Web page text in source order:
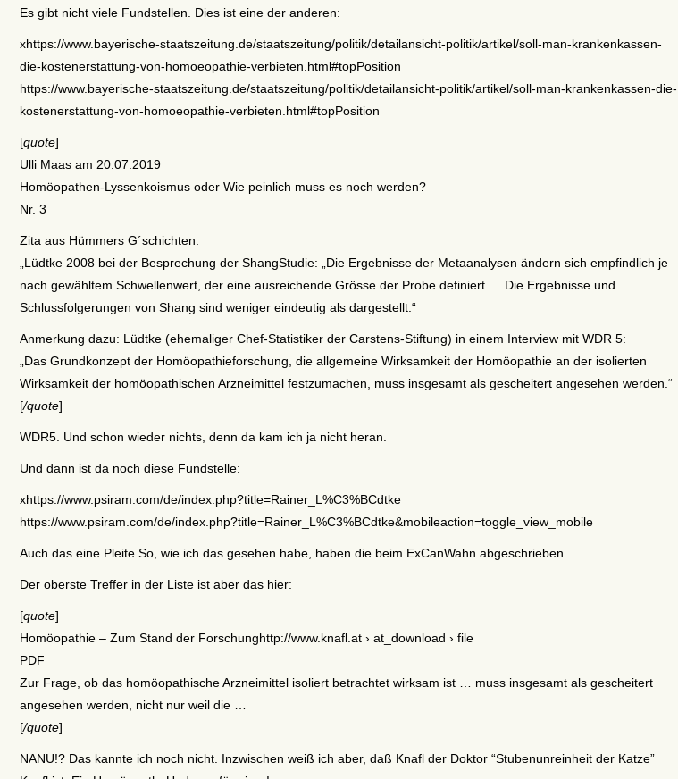
Es gibt nicht viele Fundstellen. Dies ist eine der anderen:
xhttps://www.bayerische-staatszeitung.de/staatszeitung/politik/detailansicht-politik/artikel/soll-man-krankenkassen-
die-kostenerstattung-von-homoeopathie-verbieten.html#topPosition
https://www.bayerische-staatszeitung.de/staatszeitung/politik/detailansicht-politik/artikel/soll-man-krankenkassen-die-
kostenerstattung-von-homoeopathie-verbieten.html#topPosition
[quote]
Ulli Maas am 20.07.2019
Homöopathen-Lyssenkoismus oder Wie peinlich muss es noch werden?
Nr. 3
Zita aus Hümmers G´schichten:
„Lüdtke 2008 bei der Besprechung der ShangStudie: „Die Ergebnisse der Metaanalysen ändern sich empfindlich je
nach gewähltem Schwellenwert, der eine ausreichende Grösse der Probe definiert…. Die Ergebnisse und
Schlussfolgerungen von Shang sind weniger eindeutig als dargestellt.“
Anmerkung dazu: Lüdtke (ehemaliger Chef-Statistiker der Carstens-Stiftung) in einem Interview mit WDR 5:
„Das Grundkonzept der Homöopathieforschung, die allgemeine Wirksamkeit der Homöopathie an der isolierten
Wirksamkeit der homöopathischen Arzneimittel festzumachen, muss insgesamt als gescheitert angesehen werden.“
[/quote]
WDR5. Und schon wieder nichts, denn da kam ich ja nicht heran.
Und dann ist da noch diese Fundstelle:
xhttps://www.psiram.com/de/index.php?title=Rainer_L%C3%BCdtke
https://www.psiram.com/de/index.php?title=Rainer_L%C3%BCdtke&mobileaction=toggle_view_mobile
Auch das eine Pleite So, wie ich das gesehen habe, haben die beim ExCanWahn abgeschrieben.
Der oberste Treffer in der Liste ist aber das hier:
[quote]
Homöopathie – Zum Stand der Forschunghttp://www.knafl.at › at_download › file
PDF
Zur Frage, ob das homöopathische Arzneimittel isoliert betrachtet wirksam ist … muss insgesamt als gescheitert
angesehen werden, nicht nur weil die …
[/quote]
NANU!? Das kannte ich noch nicht. Inzwischen weiß ich aber, daß Knafl der Doktor “Stubenunreinheit der Katze”